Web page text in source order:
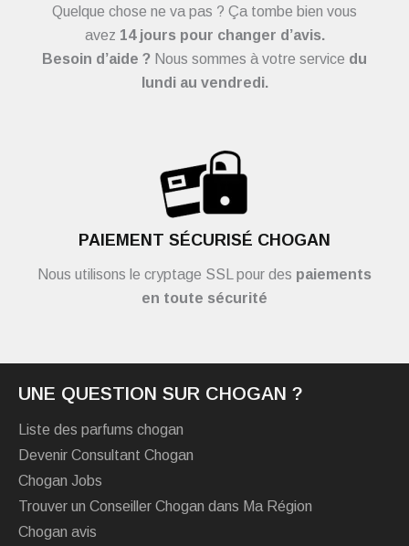
Quelque chose ne va pas ? Ça tombe bien vous
avez 14 jours pour changer d’avis.
Besoin d’aide ? Nous sommes à votre service du
lundi au vendredi.
PAIEMENT SÉCURISÉ CHOGAN
Nous utilisons le cryptage SSL pour des paiements
en toute sécurité
UNE QUESTION SUR CHOGAN ?
Liste des parfums chogan
Devenir Consultant Chogan
Chogan Jobs
Trouver un Conseiller Chogan dans Ma Région
Chogan avis